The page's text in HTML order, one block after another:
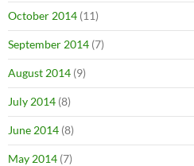
October 2014 (11)
September 2014 (7)
August 2014 (9)
July 2014 (8)
June 2014 (8)
May 2014 (7)